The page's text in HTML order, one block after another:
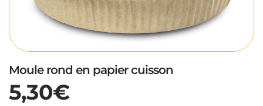
Moule rond en papier cuisson
5,30€